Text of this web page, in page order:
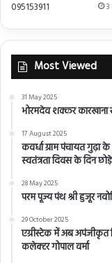
Most Viewed
31 May 2025
भोरमदेव शक्कर कारखाना
17 August 2025
कवर्धा ग्राम पंचायत गुढ़ा
स्वतंत्रता दिवस के दिन
28 May 2025
परम पूज्य पंथ श्री हुजूर
29 October 2025
एग्रीस्टेक में अब अपंजीकृत
कलेक्टर गोपाल वर्मा